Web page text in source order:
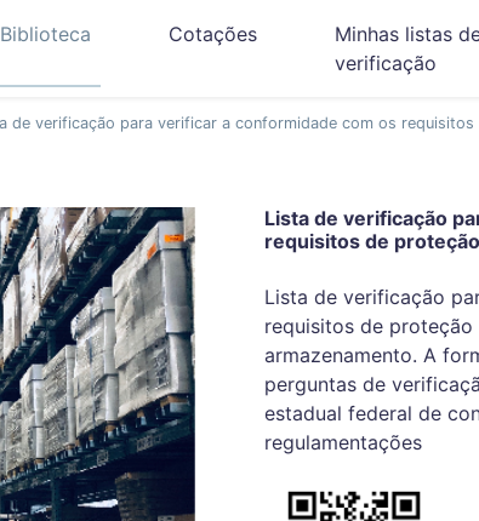
Biblioteca Cotações
Minhas listas
verificação
de verificação para verificar a conformidade com os
Lista de verificação
requisitos de
Lista de verificação
requisitos de
armazenamento. A
perguntas de
estadual federal de
regulamentações